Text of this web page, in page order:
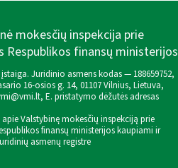
mokesčių inspekcija prie
Respublikos finansų ministerijos
Juridinio asmens kodas — 188659752,
16-osios g. 14, 01107 Vilnius, Lietuva,
, E. pristatymo dėžutės adresas
Valstybinę mokesčių inspekciją prie
finansų ministerijos kaupiami ir
asmenų registre